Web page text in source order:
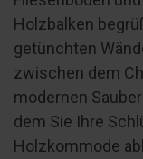
Holzbalken
getünchten
zwischen dem
modernen
dem Sie Ihre
Holzkommode